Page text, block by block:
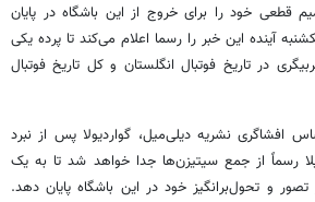
قطعی خود را برای خروج از این باشگاه در پایان
آینده این خبر را رسما اعلام می‌کند تا پرده یکی
در تاریخ فوتبال انگلستان و کل تاریخ فوتبال
افشاگری نشریه دیلی‌میل، گواردیولا پس از نبرد
رسماً از جمع سیتیزن‌ها جدا خواهد شد تا به یک
و تحول‌برانگیز خود در این باشگاه پایان دهد.